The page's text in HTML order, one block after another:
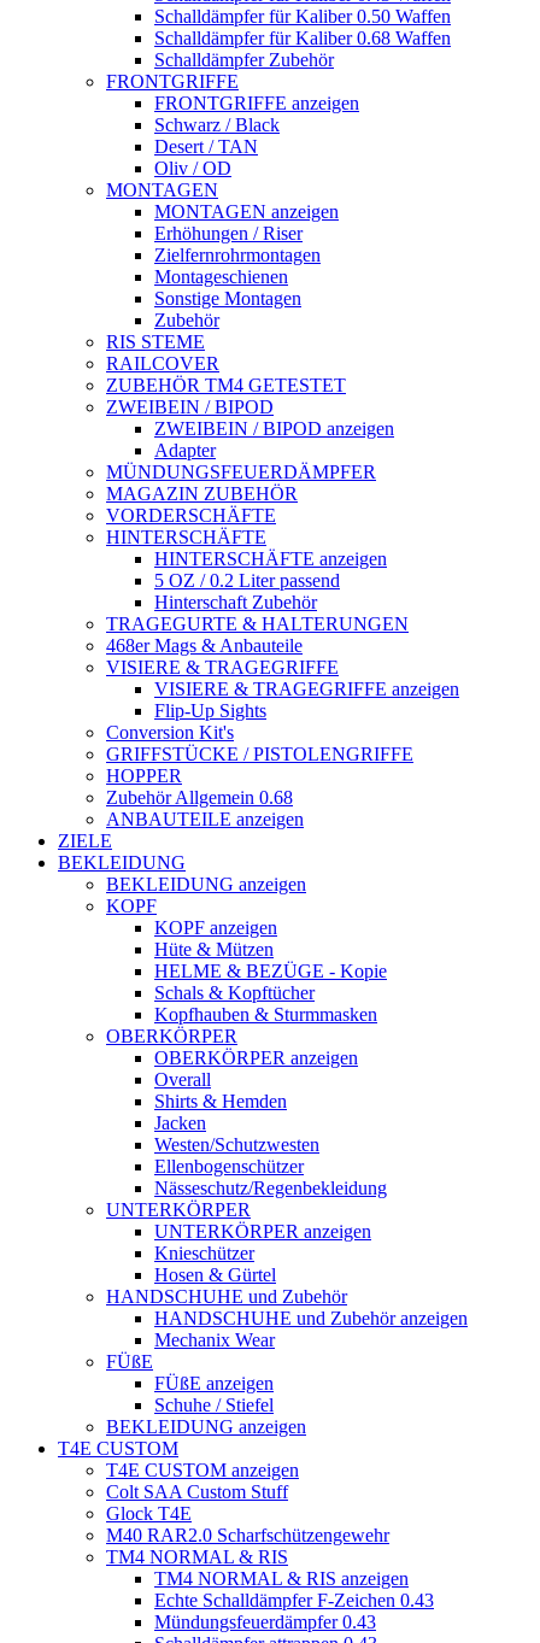
Schalldämpfer für Kaliber 0.50 Waffen
Schalldämpfer für Kaliber 0.68 Waffen
Schalldämpfer Zubehör
FRONTGRIFFE
FRONTGRIFFE anzeigen
Schwarz / Black
Desert / TAN
Oliv / OD
MONTAGEN
MONTAGEN anzeigen
Erhöhungen / Riser
Zielfernrohrmontagen
Montageschienen
Sonstige Montagen
Zubehör
RIS STEME
RAILCOVER
ZUBEHÖR TM4 GETESTET
ZWEIBEIN / BIPOD
ZWEIBEIN / BIPOD anzeigen
Adapter
MÜNDUNGSFEUERDÄMPFER
MAGAZIN ZUBEHÖR
VORDERSCHÄFTE
HINTERSCHÄFTE
HINTERSCHÄFTE anzeigen
5 OZ / 0.2 Liter passend
Hinterschaft Zubehör
TRAGEGURTE & HALTERUNGEN
468er Mags & Anbauteile
VISIERE & TRAGEGRIFFE
VISIERE & TRAGEGRIFFE anzeigen
Flip-Up Sights
Conversion Kit's
GRIFFSTÜCKE / PISTOLENGRIFFE
HOPPER
Zubehör Allgemein 0.68
ANBAUTEILE anzeigen
ZIELE
BEKLEIDUNG
BEKLEIDUNG anzeigen
KOPF
KOPF anzeigen
Hüte & Mützen
HELME & BEZÜGE - Kopie
Schals & Kopftücher
Kopfhauben & Sturmmasken
OBERKÖRPER
OBERKÖRPER anzeigen
Overall
Shirts & Hemden
Jacken
Westen/Schutzwesten
Ellenbogenschützer
Nässeschutz/Regenbekleidung
UNTERKÖRPER
UNTERKÖRPER anzeigen
Knieschützer
Hosen & Gürtel
HANDSCHUHE und Zubehör
HANDSCHUHE und Zubehör anzeigen
Mechanix Wear
FÜßE
FÜßE anzeigen
Schuhe / Stiefel
BEKLEIDUNG anzeigen
T4E CUSTOM
T4E CUSTOM anzeigen
Colt SAA Custom Stuff
Glock T4E
M40 RAR2.0 Scharfschützengewehr
TM4 NORMAL & RIS
TM4 NORMAL & RIS anzeigen
Echte Schalldämpfer F-Zeichen 0.43
Mündungsfeuerdämpfer 0.43